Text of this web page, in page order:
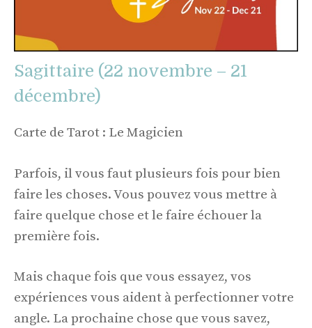
Sagittaire (22 novembre – 21
décembre)
Carte de Tarot : Le Magicien
Parfois, il vous faut plusieurs fois pour bien
faire les choses. Vous pouvez vous mettre à
faire quelque chose et le faire échouer la
première fois.
Mais chaque fois que vous essayez, vos
expériences vous aident à perfectionner votre
angle. La prochaine chose que vous savez,